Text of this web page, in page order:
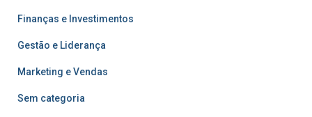
Finanças e Investimentos
Gestão e Liderança
Marketing e Vendas
Sem categoria